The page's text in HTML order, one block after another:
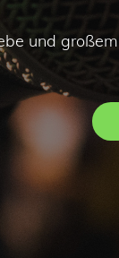
und